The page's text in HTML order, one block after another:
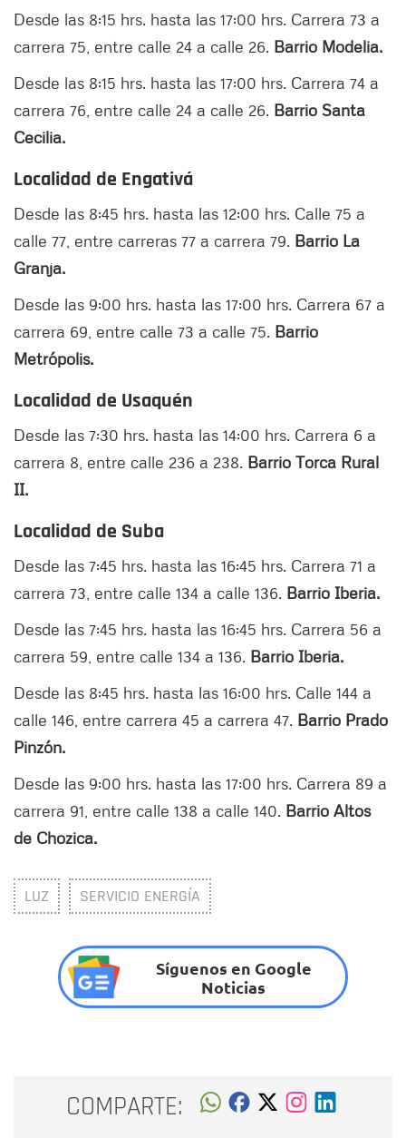
Desde las 8:15 hrs. hasta las 17:00 hrs. Carrera 73 a
carrera 75, entre calle 24 a calle 26. Barrio Modelia.
Desde las 8:15 hrs. hasta las 17:00 hrs. Carrera 74 a
carrera 76, entre calle 24 a calle 26. Barrio Santa
Cecilia.
Localidad de Engativá
Desde las 8:45 hrs. hasta las 12:00 hrs. Calle 75 a
calle 77, entre carreras 77 a carrera 79. Barrio La
Granja.
Desde las 9:00 hrs. hasta las 17:00 hrs. Carrera 67 a
carrera 69, entre calle 73 a calle 75. Barrio
Metrópolis.
Localidad de Usaquén
Desde las 7:30 hrs. hasta las 14:00 hrs. Carrera 6 a
carrera 8, entre calle 236 a 238. Barrio Torca Rural
II.
Localidad de Suba
Desde las 7:45 hrs. hasta las 16:45 hrs. Carrera 71 a
carrera 73, entre calle 134 a calle 136. Barrio Iberia.
Desde las 7:45 hrs. hasta las 16:45 hrs. Carrera 56 a
carrera 59, entre calle 134 a 136. Barrio Iberia.
Desde las 8:45 hrs. hasta las 16:00 hrs. Calle 144 a
calle 146, entre carrera 45 a carrera 47. Barrio Prado
Pinzón.
Desde las 9:00 hrs. hasta las 17:00 hrs. Carrera 89 a
carrera 91, entre calle 138 a calle 140. Barrio Altos
de Chozica.
LUZ SERVICIO ENERGÍA
Síguenos en Google
Noticias
COMPARTE: